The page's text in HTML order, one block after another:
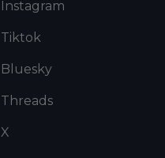
Instagram
Tiktok
Bluesky
Threads
X